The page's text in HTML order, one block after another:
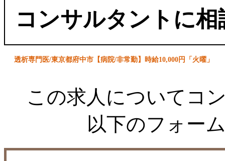
コンサルタントに相
透析専門医/東京都府中市【病院/非常勤】時給10,000円「火曜」
この求人についてコ
以下のフォー